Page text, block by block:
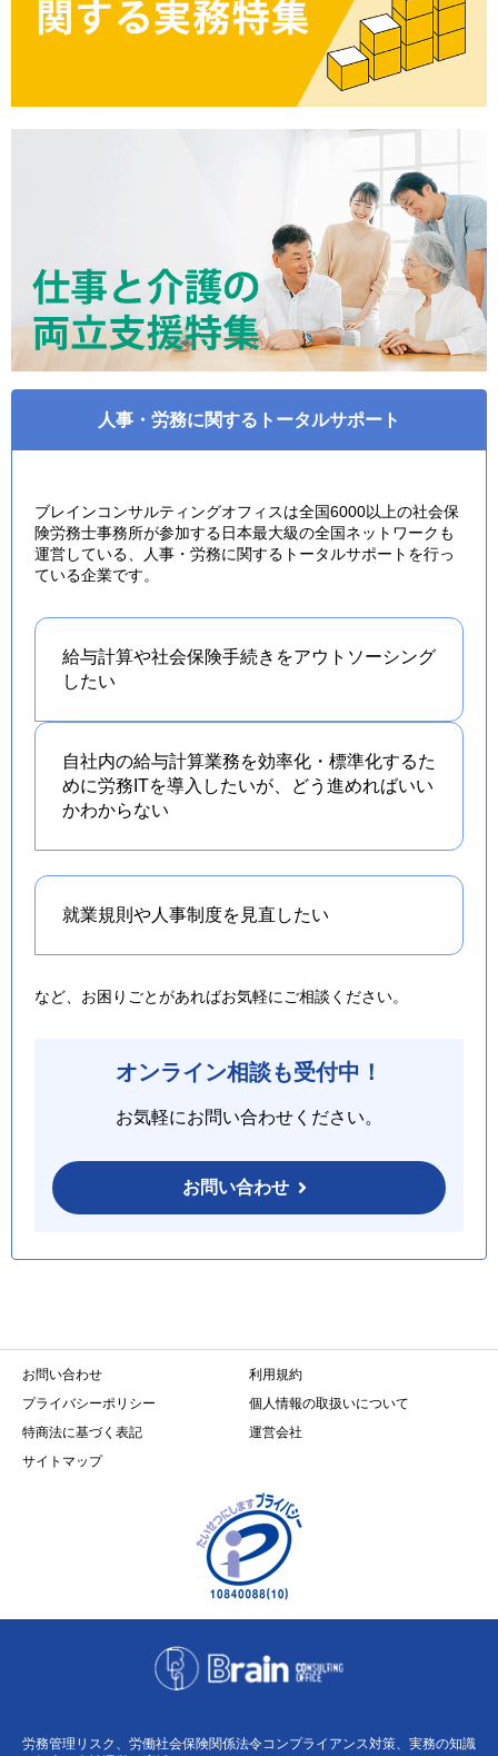
人事・労務に関するトータルサポート
ブレインコンサルティングオフィスは全国6000以上の社会保
険労務士事務所が参加する日本最大級の全国ネットワークも
運営している、人事・労務に関するトータルサポートを行っ
ている企業です。
給与計算や社会保険手続きをアウトソーシング
したい
自社内の給与計算業務を効率化・標準化するた
めに労務ITを導入したいが、どう進めればいい
かわからない
就業規則や人事制度を 見直したい
など、お困りごとがあればお気軽にご相談ください。
オンライン相談も受付中！
お気軽にお問い合わせください。
お問い合わせ
お問い合わせ
利用規約
プライバシーポリシー
個人情報の取扱いについて
特商法に基づく表記
運営会社
サイトマップ
労務管理リスク、労働社会保険関係法令コンプライアンス対策、実務の知識